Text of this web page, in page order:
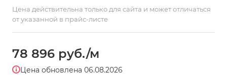
Цена действительна только для сайта и может отличаться
от указанной в прайс-листе
78 896 руб./м
Цена обновлена 06.08.2026